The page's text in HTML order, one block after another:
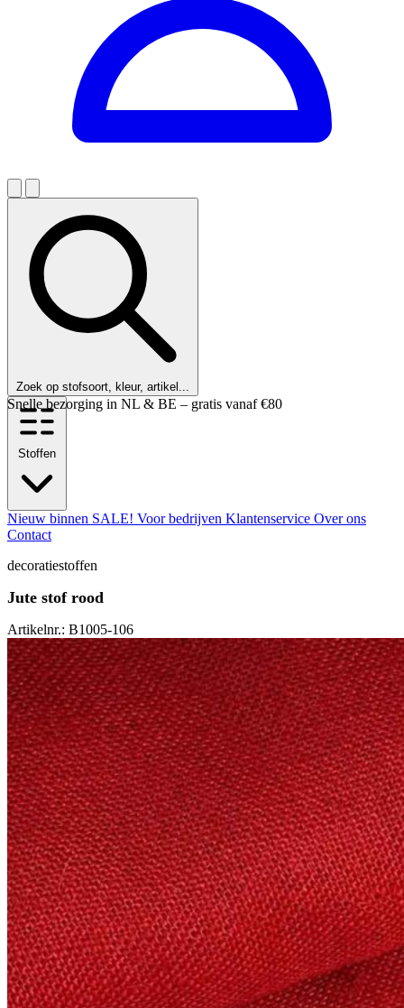
Zoek op stofsoort, kleur, artikel...
Klanten beoordelen ons met een 9,6!
Stoffen
Nieuw binnen SALE! Voor bedrijven Klantenservice Over ons
Contact
decoratiestoffen
Jute stof rood
Artikelnr.: B1005-106